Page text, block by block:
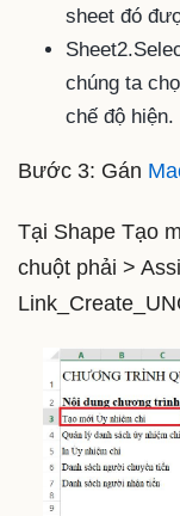
sheet đó
chúng ta
chế độ hiện.
Bước 3: Gán
Tại Shape Tạo
chuột phải >